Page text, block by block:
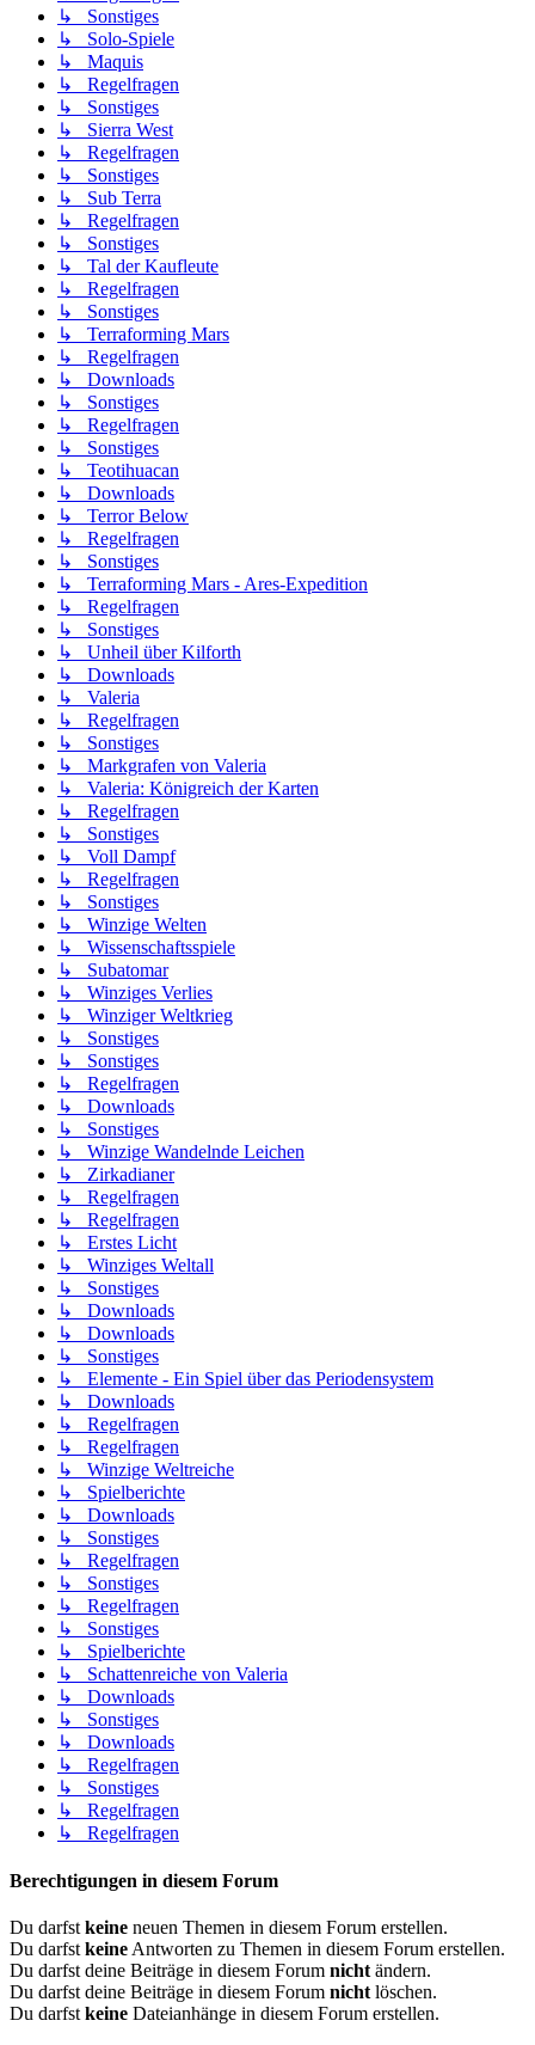
↳ Sonstiges
↳ Solo-Spiele
↳ Maquis
↳ Regelfragen
↳ Sonstiges
↳ Sierra West
↳ Regelfragen
↳ Sonstiges
↳ Sub Terra
↳ Regelfragen
↳ Sonstiges
↳ Tal der Kaufleute
↳ Regelfragen
↳ Sonstiges
↳ Terraforming Mars
↳ Regelfragen
↳ Downloads
↳ Sonstiges
↳ Regelfragen
↳ Sonstiges
↳ Teotihuacan
↳ Downloads
↳ Terror Below
↳ Regelfragen
↳ Sonstiges
↳ Terraforming Mars - Ares-Expedition
↳ Regelfragen
↳ Sonstiges
↳ Unheil über Kilforth
↳ Downloads
↳ Valeria
↳ Regelfragen
↳ Sonstiges
↳ Markgrafen von Valeria
↳ Valeria: Königreich der Karten
↳ Regelfragen
↳ Sonstiges
↳ Voll Dampf
↳ Regelfragen
↳ Sonstiges
↳ Winzige Welten
↳ Wissenschaftsspiele
↳ Subatomar
↳ Winziges Verlies
↳ Winziger Weltkrieg
↳ Sonstiges
↳ Sonstiges
↳ Regelfragen
↳ Downloads
↳ Sonstiges
↳ Winzige Wandelnde Leichen
↳ Zirkadianer
↳ Regelfragen
↳ Regelfragen
↳ Erstes Licht
↳ Winziges Weltall
↳ Sonstiges
↳ Downloads
↳ Downloads
↳ Sonstiges
↳ Elemente - Ein Spiel über das Periodensystem
↳ Downloads
↳ Regelfragen
↳ Regelfragen
↳ Winzige Weltreiche
↳ Spielberichte
↳ Downloads
↳ Sonstiges
↳ Regelfragen
↳ Sonstiges
↳ Regelfragen
↳ Sonstiges
↳ Spielberichte
↳ Schattenreiche von Valeria
↳ Downloads
↳ Sonstiges
↳ Downloads
↳ Regelfragen
↳ Sonstiges
↳ Regelfragen
↳ Regelfragen
Berechtigungen in diesem Forum
Du darfst keine neuen Themen in diesem Forum erstellen.
Du darfst keine Antworten zu Themen in diesem Forum erstellen.
Du darfst deine Beiträge in diesem Forum nicht ändern.
Du darfst deine Beiträge in diesem Forum nicht löschen.
Du darfst keine Dateianhänge in diesem Forum erstellen.